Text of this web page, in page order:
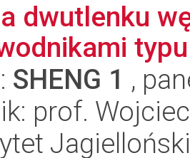
dwutlenku
SHENG 1 ,
prof.